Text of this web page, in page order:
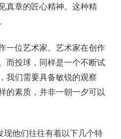
真章的匠心精神。这种精
一位艺术家。艺术家在创作
而投球，同样是一个不断试
我们需要具备敏锐的观察
的素质，并非一朝一夕可以
现他们往往有着以下几个特